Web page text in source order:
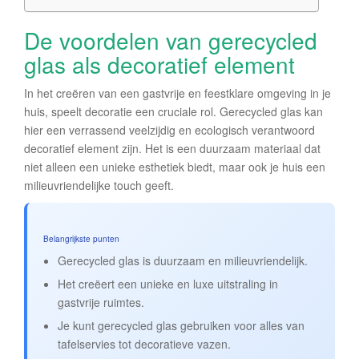
De voordelen van gerecycled
glas als decoratief element
In het creëren van een gastvrije en feestklare omgeving in je
huis, speelt decoratie een cruciale rol. Gerecycled glas kan
hier een verrassend veelzijdig en ecologisch verantwoord
decoratief element zijn. Het is een duurzaam materiaal dat
niet alleen een unieke esthetiek biedt, maar ook je huis een
milieuvriendelijke touch geeft.
Belangrijkste punten
Gerecycled glas is duurzaam en milieuvriendelijk.
Het creëert een unieke en luxe uitstraling in
gastvrije ruimtes.
Je kunt gerecycled glas gebruiken voor alles van
tafelservies tot decoratieve vazen.